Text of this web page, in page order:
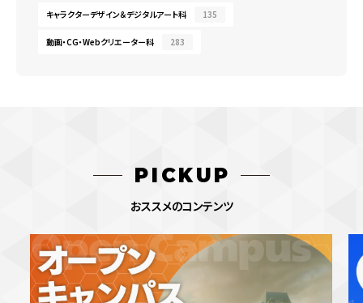
キャラクターデザイン＆デジタルアート科 135
動画・CG・Webクリエーター科 283
PICKUP
おススメのコンテンツ